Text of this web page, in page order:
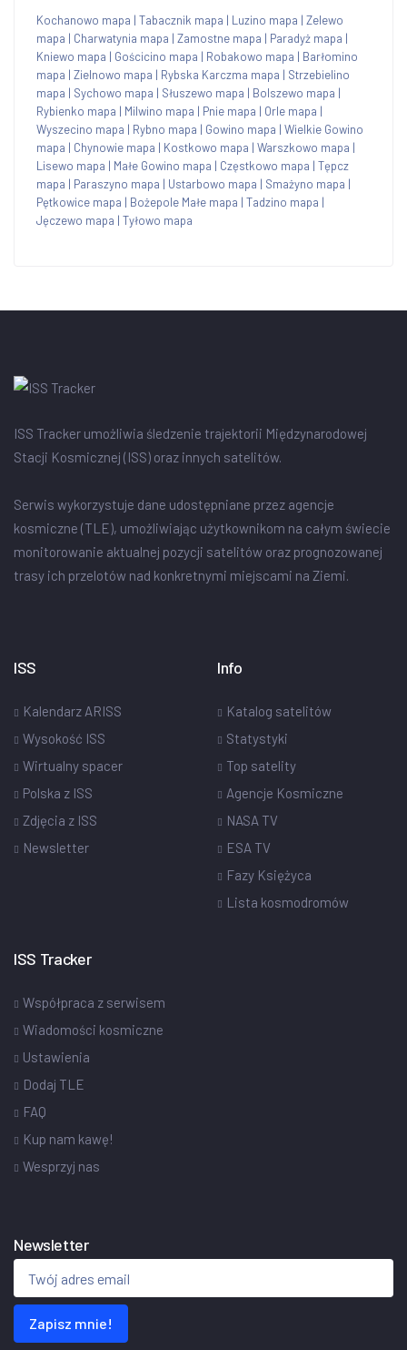
Kochanowo mapa | Tabacznik mapa | Luzino mapa | Zelewo
mapa | Charwatynia mapa | Zamostne mapa | Paradyż mapa |
Kniewo mapa | Gościcino mapa | Robakowo mapa | Barłomino
mapa | Zielnowo mapa | Rybska Karczma mapa | Strzebielino
mapa | Sychowo mapa | Słuszewo mapa | Bolszewo mapa |
Rybienko mapa | Milwino mapa | Pnie mapa | Orle mapa |
Wyszecino mapa | Rybno mapa | Gowino mapa | Wielkie Gowino
mapa | Chynowie mapa | Kostkowo mapa | Warszkowo mapa |
Lisewo mapa | Małe Gowino mapa | Częstkowo mapa | Tępcz
mapa | Paraszyno mapa | Ustarbowo mapa | Smażyno mapa |
Pętkowice mapa | Bożepole Małe mapa | Tadzino mapa |
Jęczewo mapa | Tyłowo mapa
ISS Tracker umożliwia śledzenie trajektorii Międzynarodowej
Stacji Kosmicznej (ISS) oraz innych satelitów.
Serwis wykorzystuje dane udostępniane przez agencje
kosmiczne (TLE), umożliwiając użytkownikom na całym świecie
monitorowanie aktualnej pozycji satelitów oraz prognozowanej
trasy ich przelotów nad konkretnymi miejscami na Ziemi.
ISS
Kalendarz ARISS
Wysokość ISS
Wirtualny spacer
Polska z ISS
Zdjęcia z ISS
Newsletter
Info
Katalog satelitów
Statystyki
Top satelity
Agencje Kosmiczne
NASA TV
ESA TV
Fazy Księżyca
Lista kosmodromów
ISS Tracker
Współpraca z serwisem
Wiadomości kosmiczne
Ustawienia
Dodaj TLE
FAQ
Kup nam kawę!
Wesprzyj nas
Newsletter
Zapisz mnie!